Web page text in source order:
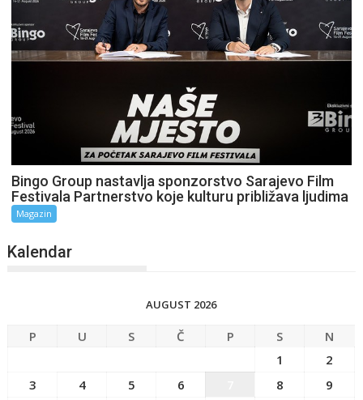
Bingo Group nastavlja sponzorstvo Sarajevo Film
Festivala Partnerstvo koje kulturu približava ljudima
Magazin
Kalendar
AUGUST 2026
P U S Č P S
N
1
2
3
4 5 6 8
9